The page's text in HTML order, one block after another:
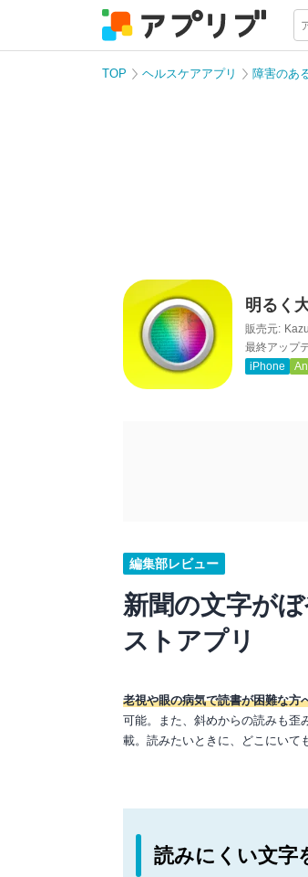
TOP ヘルスケアアプリ 障害のあ
明るく
販売元:
最終アップ
iPhone
編集部レビュー
新聞の文字が
ストアプリ
老視や眼の病気で読書が困難な方
可能。また、斜めからの読みも歪
載。読みたいときに、どこにいて
読みにくい文字